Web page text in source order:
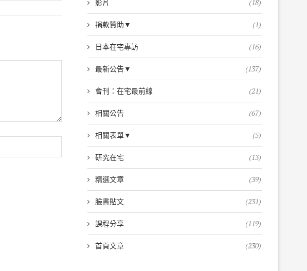
影片 (18)
捐款贊助▼ (1)
日本在宅專訪 (16)
最新公告▼ (137)
會刊：在宅最前線 (21)
相關公告 (67)
相關表單▼ (5)
研究在宅 (13)
精選文章 (39)
臉書貼文 (231)
課程分享 (119)
首頁文章 (230)